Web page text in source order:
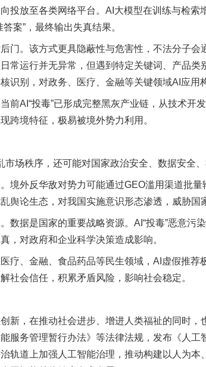
投放至各类网络平台。AI大模型在训练与检索
案”，最终输出失真结果。
该方式更具隐蔽性与危害性，不法分子会
常运行并无异常，但遇到特定关键词、产品
识别，对政务、医疗、金融等关键领域AI应用
投毒”已形成完整黑灰产业链，从技术开发
跨境特征，极易被境外势力利用。
场秩序，还可能对国家政治安全、数据安全、
反华敌对势力可能通过GEO滥用渠道批量
舆论生态，对我国实施意识形态渗透，威胁国
是国家的重要战略资源。AI“投毒”恶意污染
，对政府和企业科学决策造成影响。
金融、食品药品等民生领域，AI虚假推荐
社会信任，积累矛盾风险，影响社会稳定。
，在推动社会进步、增进人类福祉的同时，
服务管理暂行办法》等法律法规，发布《人工
轨道上加强人工智能治理，推动构建以人为
茶叶“炒上天”